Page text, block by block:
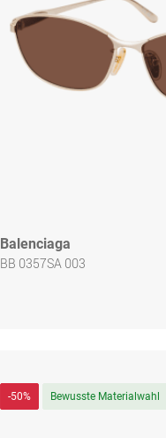
Balenciaga
BB 0357SA 003
-50% Bewusste Materialwahl